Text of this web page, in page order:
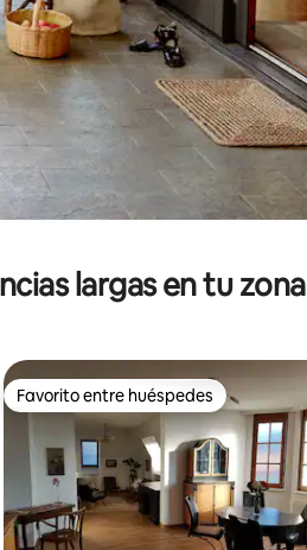
largas en tu zona
Favorito entre huéspedes
Favorito entre huéspedes